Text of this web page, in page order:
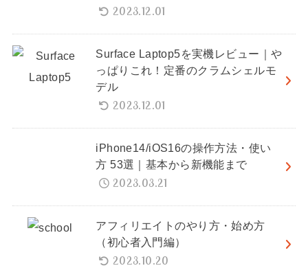
2023.12.01
Surface Laptop5を実機レビュー｜や
っぱりこれ！定番のクラムシェルモ
デル
2023.12.01
iPhone14/iOS16の操作方法・使い
方 53選｜基本から新機能まで
2023.03.21
アフィリエイトのやり方・始め方
（初心者入門編）
2023.10.20